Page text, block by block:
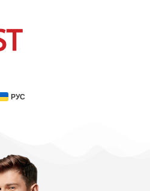
РУС